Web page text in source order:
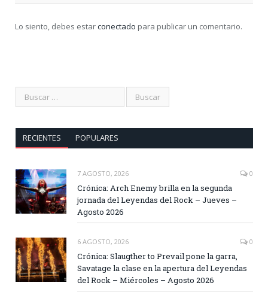
Lo siento, debes estarconectado para publicar un comentario.
RECIENTES POPULARES
7 AGOSTO, 2026 0
Crónica: Arch Enemy brilla en la segunda
jornada del Leyendas del Rock – Jueves –
Agosto 2026
6 AGOSTO, 2026 0
Crónica: Slaugther to Prevail pone la garra,
Savatage la clase en la apertura del Leyendas
del Rock – Miércoles – Agosto 2026